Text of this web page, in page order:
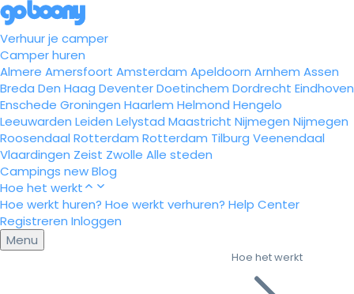
Verhuur je camper
Camper huren
Almere Amersfoort Amsterdam Apeldoorn Arnhem Assen
Breda Den Haag DeventerDoetinchem Dordrecht Eindhoven
Enschede Groningen Haarlem Helmond Hengelo
Leeuwarden Leiden Lelystad Maastricht Nijmegen Nijmegen
Roosendaal Rotterdam Rotterdam Tilburg Veenendaal
Vlaardingen Zeist Zwolle Alle steden
Campings newBlog
Hoe het werkt
Hoe werkt huren? Hoe werkt verhuren? Help Center
Registreren Inloggen
Menu
Hoe het werkt